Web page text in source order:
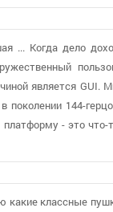
... Когда дело
является GUI.
поколении 144-
- это что-
какие классные